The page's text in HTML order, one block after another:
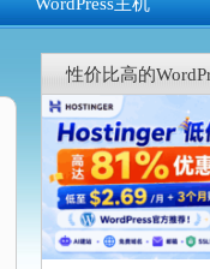
性价比高的